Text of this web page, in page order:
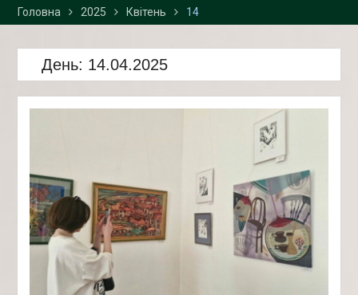
2026 р. у «Просторі
інноваційних креацій
національному
університеті імені Василя
Стефаника
Головна 2025 Квітень 14
День: 14.04.2025